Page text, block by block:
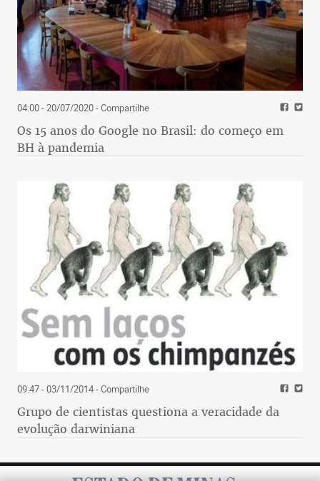
04:00 - 20/07/2020- Compartilhe
Os 15 anos do Google no Brasil: do começo em
BH à pandemia
09:47 - 03/11/2014- Compartilhe
Grupo de cientistas questiona a veracidade da
evolução darwiniana